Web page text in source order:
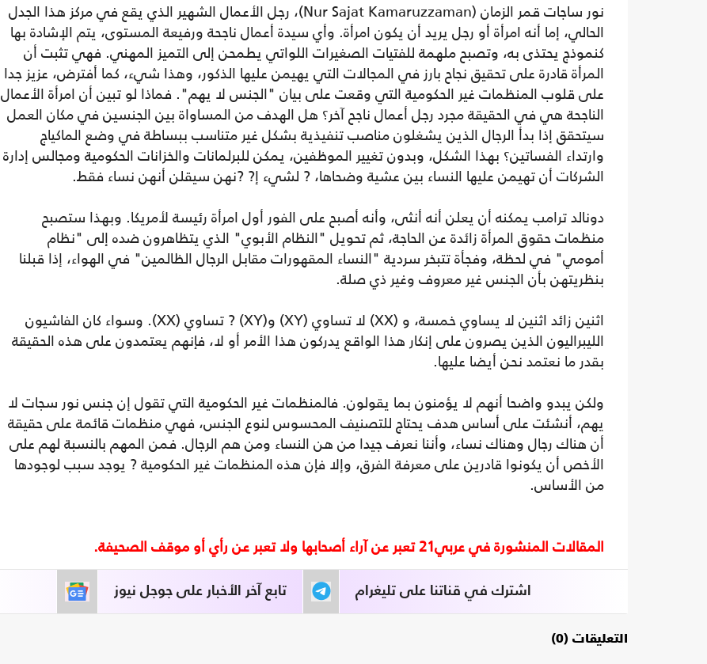
نور ساجات قمر الزمان (Nur Sajat Kamaruzzaman)، رجل الأعمال الشهير الذي يقع في مركز هذا الجدل
الحالي، إما أنه امرأة أو رجل يريد أن يكون امرأة. وأي سيدة أعمال ناجحة ورفيعة المستوى، يتم الإشادة بها
كنموذج يحتذى به، وتصبح ملهمة للفتيات الصغيرات اللواتي يطمحن إلى التميز المهني. فهي تثبت أن
المرأة قادرة على تحقيق نجاح بارز في المجالات التي يهيمن عليها الذكور، وهذا شيء، كما أفترض، عزيز جدا
على قلوب المنظمات غير الحكومية التي وقعت على بيان "الجنس لا يهم". فماذا لو تبين أن امرأة الأعمال
الناجحة هي في الحقيقة مجرد رجل أعمال ناجح آخر؟ هل الهدف من المساواة بين الجنسين في مكان العمل
سيتحقق إذا بدأ الرجال الذين يشغلون مناصب تنفيذية بشكل غير متناسب ببساطة في وضع الماكياج
وارتداء الفساتين؟ بهذا الشكل، وبدون تغيير الموظفين، يمكن للبرلمانات والخزانات الحكومية ومجالس إدارة
الشركات أن تهيمن عليها النساء بين عشية وضحاها، ? لشيء إ? ?نهن سيقلن أنهن نساء فقط.
دونالد ترامب يمكنه أن يعلن أنه أنثى، وأنه أصبح على الفور أول امرأة رئيسة لأمريكا. وبهذا ستصبح
منظمات حقوق المرأة زائدة عن الحاجة، ثم تحويل "النظام الأبوي" الذي يتظاهرون ضده إلى "نظام
أمومي" في لحظة، وفجأة تتبخر سردية "النساء المقهورات مقابل الرجال الظالمين" في الهواء، إذا قبلنا
بنظريتهن بأن الجنس غير معروف وغير ذي صلة.
اثنين زائد اثنين لا يساوي خمسة، و (XX) لا تساوي (XY) و(XY) ? تساوي (XX). وسواء كان الفاشيون
الليبراليون الذين يصرون على إنكار هذا الواقع يدركون هذا الأمر أو لا، فإنهم يعتمدون على هذه الحقيقة
بقدر ما نعتمد نحن أيضا عليها.
ولكن يبدو واضحا أنهم لا يؤمنون بما يقولون. فالمنظمات غير الحكومية التي تقول إن جنس نور سجات لا
يهم، أنشئت على أساس هدف يحتاج للتصنيف المحسوس لنوع الجنس، فهي منظمات قائمة على حقيقة
أن هناك رجال وهناك نساء، وأننا نعرف جيدا من هن النساء ومن هم الرجال. فمن المهم بالنسبة لهم على
الأخص أن يكونوا قادرين على معرفة الفرق، وإلا فإن هذه المنظمات غير الحكومية ? يوجد سبب لوجودها
من الأساس.
المقالات المنشورة في عربي21 تعبر عن آراء أصحابها ولا تعبر عن رأي أو موقف الصحيفة.
تابع آخر الأخبار على جوجل نيوز اشترك في قناتنا على تليغرام
التعليقات (0)